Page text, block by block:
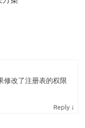
修改了注册表的权限
Reply ↓